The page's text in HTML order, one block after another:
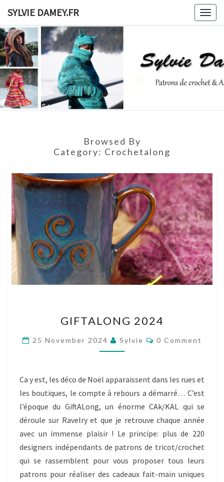
content
SYLVIE DAMEY.FR
SYLVIE
De
Crochet
Ateliers
Browsed By
Category: Crochetalong
2024
GIFTALONG 2024
25 November 2024 Sylvie Comments
0 Comment
Ca y est, les déco de Noël apparaissent dans les rues et
les boutiques, le compte à rebours a démarré… C’est
l’époque du GiftALong, un énorme CAk/KAL qui se
déroule sur Ravelry et que je retrouve chaque année
avec un immense plaisir ! Le principe: plus de 220
designers indépendants de patrons de tricot/crochet
qui se rassemblent pour vous proposer tous leurs
patrons pour réaliser des cadeaux fait-main uniques